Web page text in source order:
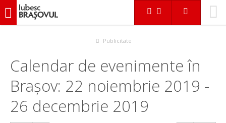
iubescbraşovul.ro
Publicitate
Calendar de evenimente în
Brașov: 22 noiembrie 2019 -
26 decembrie 2019